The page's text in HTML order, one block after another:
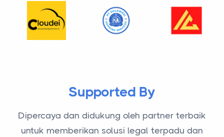
Dipercaya dan didukung oleh partner terbaik
untuk memberikan solusi legal terpadu dan
profesional